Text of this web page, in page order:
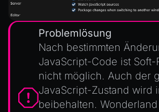
Problemlösung
Nach bestimmten
JavaScript-Code ist Soft-
nicht möglich. Auch der
JavaScript-Zustand wird
beibehalten.